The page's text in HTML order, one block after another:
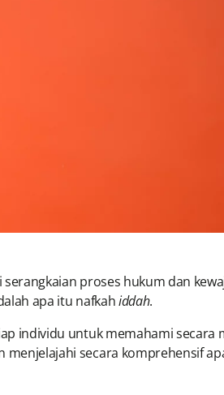
proses hukum dan
apa itu nafkahiddah.
individu untuk memahami secara
secara komprehensif